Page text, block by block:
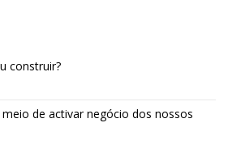
construir?
de activar negócio dos nossos